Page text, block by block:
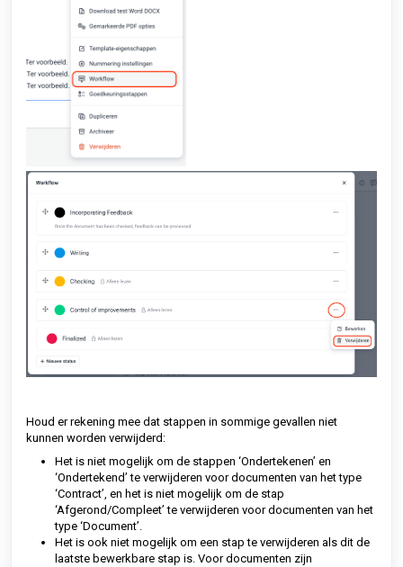
Houd er rekening mee dat stappen in sommige gevallen niet
kunnen worden verwijderd:
Het is niet mogelijk om de stappen ‘Ondertekenen’ en
‘Ondertekend’ te verwijderen voor documenten van het type
‘Contract’, en het is niet mogelijk om de stap
‘Afgerond/Compleet’ te verwijderen voor documenten van het
type ‘Document’.
Het is ook niet mogelijk om een stap te verwijderen als dit de
laatste bewerkbare stap is. Voor documenten zijn